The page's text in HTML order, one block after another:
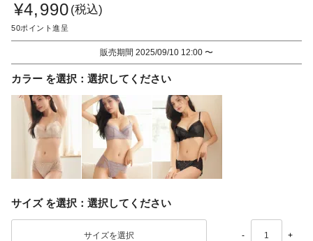
¥4,990 税込
50
販売期間 2025/09/10 12:00 〜
カラー 選択してください
サイズ 選択してください
- +